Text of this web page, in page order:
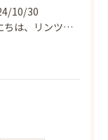
10/30
こんにちは、リンツです✨️